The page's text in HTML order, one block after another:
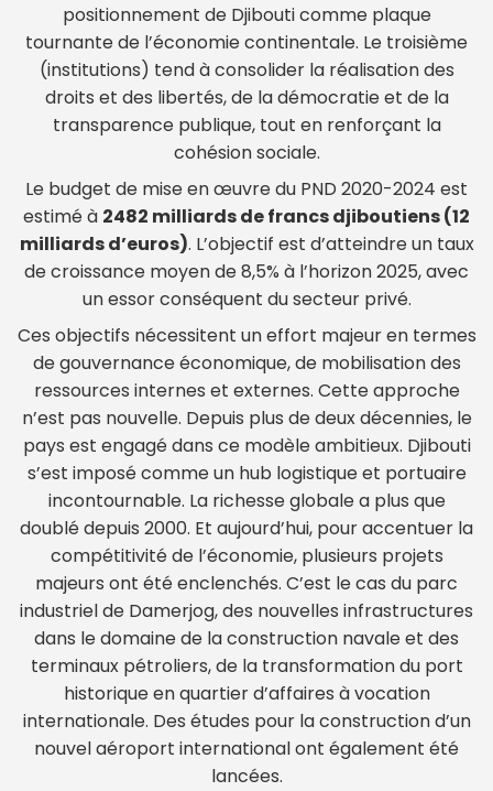
positionnement de Djibouti comme plaque
tournante de l’économie continentale. Le troisième
(institutions) tend à consolider la réalisation des
droits et des libertés, de la démocratie et de la
transparence publique, tout en renforçant la
cohésion sociale.
Le budget de mise en œuvre du PND 2020-2024 est
estimé à 2482 milliards de francs djiboutiens (12
milliards d’euros). L’objectif est d’atteindre un taux
de croissance moyen de 8,5% à l’horizon 2025, avec
un essor conséquent du secteur privé.
Ces objectifs nécessitent un effort majeur en termes
de gouvernance économique, de mobilisation des
ressources internes et externes. Cette approche
n’est pas nouvelle. Depuis plus de deux décennies, le
pays est engagé dans ce modèle ambitieux. Djibouti
s’est imposé comme un hub logistique et portuaire
incontournable. La richesse globale a plus que
doublé depuis 2000. Et aujourd’hui, pour accentuer la
compétitivité de l’économie, plusieurs projets
majeurs ont été enclenchés. C’est le cas du parc
industriel de Damerjog, des nouvelles infrastructures
dans le domaine de la construction navale et des
terminaux pétroliers, de la transformation du port
historique en quartier d’affaires à vocation
internationale. Des études pour la construction d’un
nouvel aéroport international ont également été
lancées.